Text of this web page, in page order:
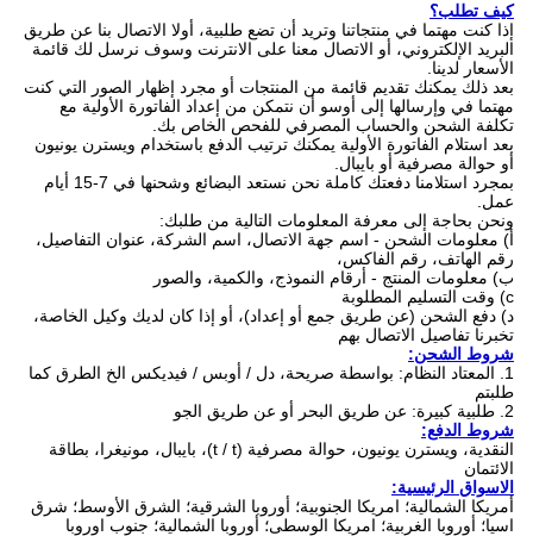
كيف تطلب؟
إذا كنت مهتما في منتجاتنا وتريد أن تضع طلبية، أولا الاتصال بنا عن طريق
البريد الإلكتروني، أو الاتصال معنا على الانترنت وسوف نرسل لك قائمة
الأسعار لدينا.
بعد ذلك يمكنك تقديم قائمة من المنتجات أو مجرد إظهار الصور التي كنت
مهتما في وإرسالها إلى أوسو أن نتمكن من إعداد الفاتورة الأولية مع
تكلفة الشحن والحساب المصرفي للفحص الخاص بك.
بعد استلام الفاتورة الأولية يمكنك ترتيب الدفع باستخدام ويسترن يونيون
أو حوالة مصرفية أو بايبال.
بمجرد استلامنا دفعتك كاملة نحن نستعد البضائع وشحنها في 7-15 أيام
عمل.
ونحن بحاجة إلى معرفة المعلومات التالية من طلبك:
أ) معلومات الشحن - اسم جهة الاتصال، اسم الشركة، عنوان التفاصيل،
رقم الهاتف، رقم الفاكس،
ب) معلومات المنتج - أرقام النموذج، والكمية، والصور
c) وقت التسليم المطلوبة
د) دفع الشحن (عن طريق جمع أو إعداد)، أو إذا كان لديك وكيل الخاصة،
تخبرنا تفاصيل الاتصال بهم
شروط الشحن:
1. المعتاد النظام: بواسطة صريحة، دل / أوبس / فيديكس الخ الطرق كما
طلبتم
2. طلبية كبيرة: عن طريق البحر أو عن طريق الجو
شروط الدفع:
النقدية، ويسترن يونيون، حوالة مصرفية (t / t)، بايبال، مونيغرا، بطاقة
الائتمان
الاسواق الرئيسية:
أمريكا الشمالية؛ امريكا الجنوبية؛ أوروبا الشرقية؛ الشرق الأوسط؛ شرق
اسيا؛ أوروبا الغربية؛ امريكا الوسطى؛ أوروبا الشمالية؛ جنوب اوروبا